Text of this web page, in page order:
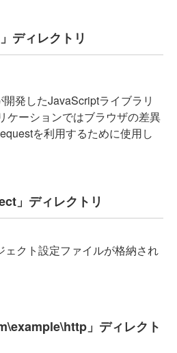
ディレクトリ
発したJavaScriptライブラリ
ケーションではブラウザの差異
を利用するために使用し
」ディレクトリ
クト設定ファイルが格納され
」ディレクト